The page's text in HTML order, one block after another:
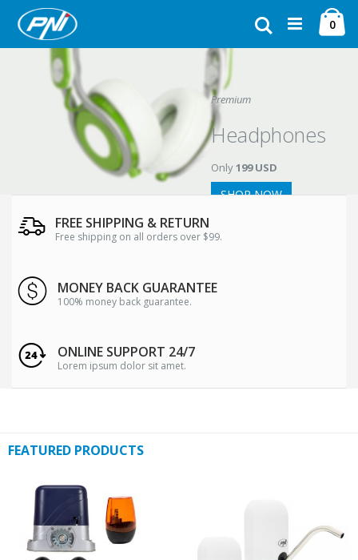
Ugrás
tartalomhoz
0
Keresés
Premium
Headphones
Only199 USD
SHOP NOW
FREE SHIPPING & RETURN
Free shipping on all orders over $99.
MONEY BACK GUARANTEE
100% money back guarantee.
ONLINE SUPPORT 24/7
Lorem ipsum dolor sit amet.
FEATURED PRODUCTS